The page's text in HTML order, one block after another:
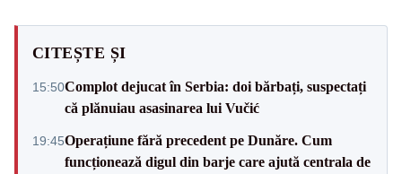
CITEȘTE ȘI
15:50Complot dejucat în Serbia: doi bărbați, suspectați
că plănuiau asasinarea lui Vučić
19:45Operațiune fără precedent pe Dunăre. Cum
funcționează digul din barje care ajută centrala de